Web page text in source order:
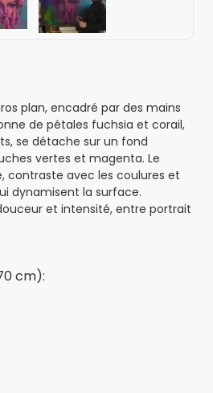
plan, encadré par des mains
de pétales fuchsia et corail,
se détache sur un fond
vertes et magenta. Le
contraste avec les coulures et
dynamisent la surface.
et intensité, entre portrait
cm):